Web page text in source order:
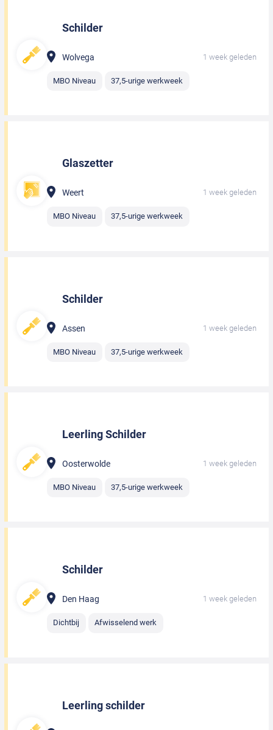
Schilder
Wolvega 1 week geleden
MBO Niveau 37,5-urige werkweek
Glaszetter
Weert 1 week geleden
MBO Niveau 37,5-urige werkweek
Schilder
Assen 1 week geleden
MBO Niveau 37,5-urige werkweek
Leerling Schilder
Oosterwolde 1 week geleden
MBO Niveau 37,5-urige werkweek
Schilder
Den Haag 1 week geleden
Dichtbij Afwisselend werk
Leerling schilder